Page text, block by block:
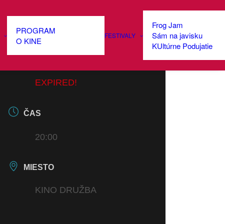
PROGRAM
O KINE
FESTIVALY
Frog Jam
Sám na javisku
KUltúrne Podujatie
DÁTUM
01 JÚN 2026
EXPIRED!
ČAS
20:00
MIESTO
KINO DRUŽBA